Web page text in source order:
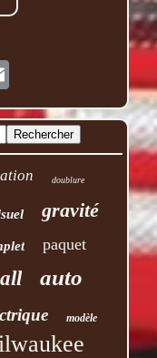
doublure
gravité
paquet
auto
modèle